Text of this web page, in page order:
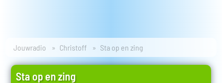
Jouwradio Christoff Sta op en zing
Sta op en zing